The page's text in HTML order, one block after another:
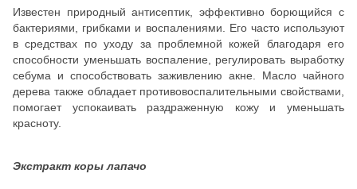
Известен природный антисептик, эффективно борющийся с
бактериями, грибками и воспалениями. Его часто используют
в средствах по уходу за проблемной кожей благодаря его
способности уменьшать воспаление, регулировать выработку
себума и способствовать заживлению акне. Масло чайного
дерева также обладает противовоспалительными свойствами,
помогает успокаивать раздраженную кожу и уменьшать
красноту.
Экстракт коры лапачо